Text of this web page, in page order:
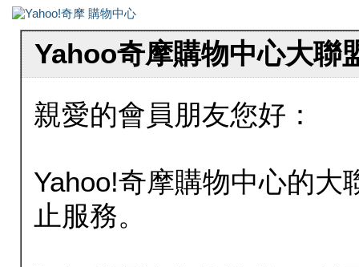
Yahoo奇摩購物中心大聯
親愛的會員朋友您好：
Yahoo!奇摩購物中心的大
止服務。